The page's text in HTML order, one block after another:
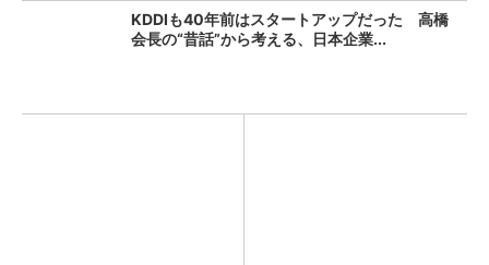
KDDIも40年前はスタートアップだった 高橋
会長の“昔話”から考える、日本企業...